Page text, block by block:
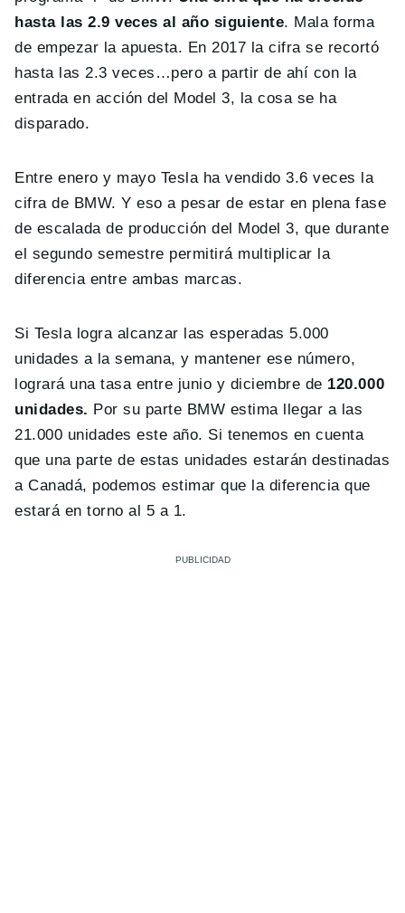
hasta las 2.9 veces al año siguiente. Mala forma
de empezar la apuesta. En 2017 la cifra se recortó
hasta las 2.3 veces…pero a partir de ahí con la
entrada en acción del Model 3, la cosa se ha
disparado.
Entre enero y mayo Tesla ha vendido 3.6 veces la
cifra de BMW. Y eso a pesar de estar en plena fase
de escalada de producción del Model 3, que durante
el segundo semestre permitirá multiplicar la
diferencia entre ambas marcas.
Si Tesla logra alcanzar las esperadas 5.000
unidades a la semana, y mantener ese número,
logrará una tasa entre junio y diciembre de 120.000
unidades. Por su parte BMW estima llegar a las
21.000 unidades este año. Si tenemos en cuenta
que una parte de estas unidades estarán destinadas
a Canadá, podemos estimar que la diferencia que
estará en torno al 5 a 1.